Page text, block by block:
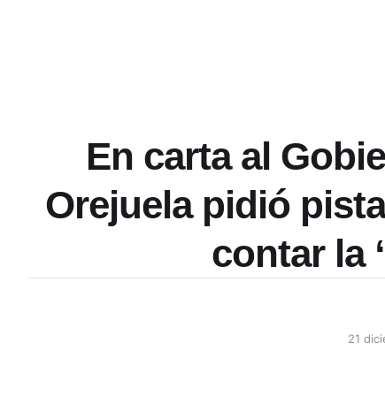
En carta al
Orejuela pidió
contar la
21